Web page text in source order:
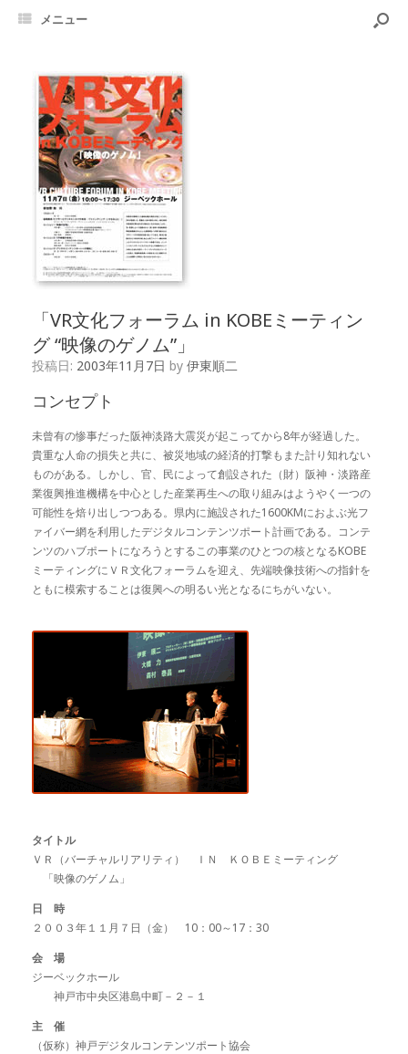
メニュー
「VR文化フォーラム in KOBEミーティン
グ “映像のゲノム”」
投稿日: 2003年11月7日 by 伊東順二
コンセプト
未曾有の惨事だった阪神淡路大震災が起こってから8年が経過した。
貴重な人命の損失と共に、被災地域の経済的打撃もまた計り知れない
ものがある。しかし、官、民によって創設された（財）阪神・淡路産
業復興推進機構を中心とした産業再生への取り組みはようやく一つの
可能性を焙り出しつつある。県内に施設された1600KMにおよぶ光フ
ァイバー網を利用したデジタルコンテンツポート計画である。コンテ
ンツのハブポートになろうとするこの事業のひとつの核となるKOBE
ミーティングにＶＲ文化フォーラムを迎え、先端映像技術への指針を
ともに模索することは復興への明るい光となるにちがいない。
タイトル
ＶＲ（バーチャルリアリティ） ＩＮ ＫＯＢＥミーティング
「映像のゲノム」
日 時
２００３年１１月７日（金） 10：00～17：30
会 場
ジーベックホール
神戸市中央区港島中町－２－１
主 催
（仮称）神戸デジタルコンテンツポート協会